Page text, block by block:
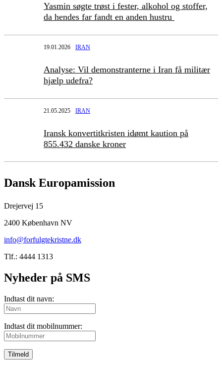
Yasmin søgte trøst i fester, alkohol og stoffer,
da hendes far fandt en anden hustru
19.01.2026 IRAN
Analyse: Vil demonstranterne i Iran få militær
hjælp udefra?
21.05.2025 IRAN
Iransk konvertitkristen idømt kaution på
855.432 danske kroner
Dansk Europamission
Drejervej 15
2400 København NV
info@forfulgtekristne.dk
Tlf.: 4444 1313
Nyheder på SMS
Indtast dit navn:
Indtast dit mobilnummer:
Tilmeld